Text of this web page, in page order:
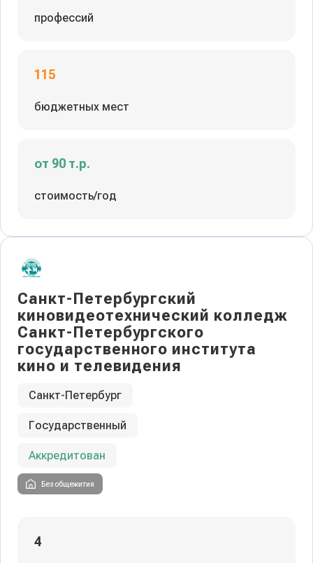
профессий
115
бюджетных мест
от 90 т.р.
стоимость/год
Санкт-Петербургский
киновидеотехнический колледж
Санкт-Петербургского
государственного института
кино и телевидения
Санкт-Петербург
Государственный
Аккредитован
Без общежития
4